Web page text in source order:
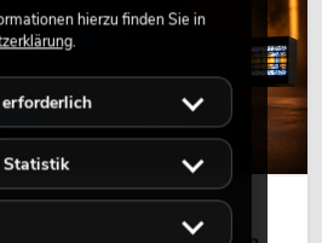
hierzu finden Sie in
.
Statistik